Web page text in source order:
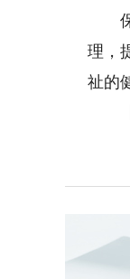
保
理，
祉的
【